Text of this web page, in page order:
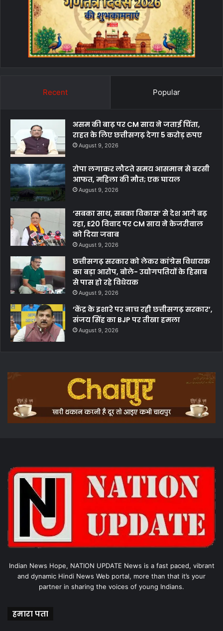
Recent Popular
असम की बाढ़ पर CM साय ने जताई चिंता,
राहत के लिए छत्तीसगढ़ देगा 5 करोड़ रुपए
August 9, 2026
रोपा लगाकर लौटते समय आसमान से बरसी
आफत, महिला की मौत; एक घायल
August 9, 2026
‘सबका साथ, सबका विकास’ से देश आगे बढ़
रहा, E20 विवाद पर CM साय ने केजरीवाल
को दिया जवाब
August 9, 2026
छत्तीसगढ़ सरकार को लेकर कांग्रेस विधायक
का बड़ा आरोप, बोले- उद्योगपतियों के हिसाब
से पास हो रहे विधेयक
August 9, 2026
‘केंद्र के इशारे पर नाच रही छत्तीसगढ़ सरकार’,
संजय सिंह का BJP पर तीखा हमला
August 9, 2026
Indian News Hope, NATION UPDATE News is a fast paced, vibrant
and dynamic Hindi News Web portal, more than that it’s your
partner in sharing the voices of young Indians.
हमारा पता